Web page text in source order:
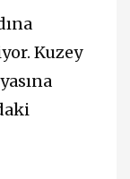
Kuzey